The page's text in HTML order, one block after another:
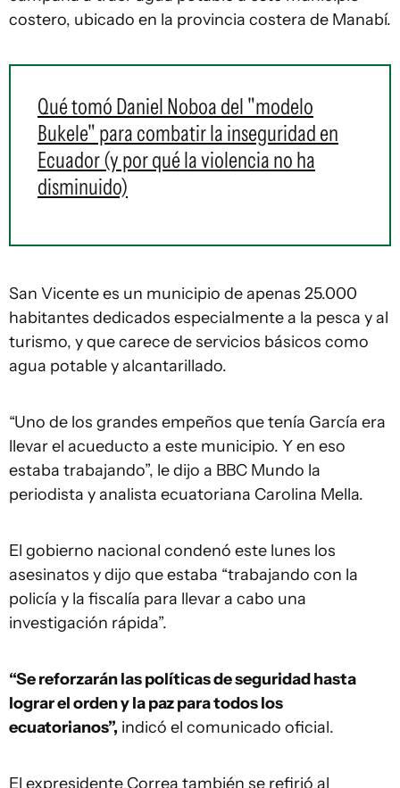
costero, ubicado en la provincia costera de Manabí.
Qué tomó Daniel Noboa del "modelo
Bukele" para combatir la inseguridad en
Ecuador (y por qué la violencia no ha
disminuido)
San Vicente es un municipio de apenas 25.000
habitantes dedicados especialmente a la pesca y al
turismo, y que carece de servicios básicos como
agua potable y alcantarillado.
“Uno de los grandes empeños que tenía García era
llevar el acueducto a este municipio. Y en eso
estaba trabajando”, le dijo a BBC Mundo la
periodista y analista ecuatoriana Carolina Mella.
El gobierno nacional condenó este lunes los
asesinatos y dijo que estaba “trabajando con la
policía y la fiscalía para llevar a cabo una
investigación rápida”.
“Se reforzarán las políticas de seguridad hasta
lograr el orden y la paz para todos los
ecuatorianos”, indicó el comunicado oficial.
El expresidente Correa también se refirió al